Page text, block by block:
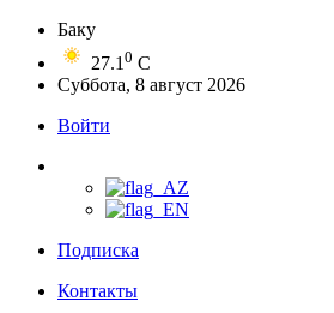
Баку
27.1 0 C
Суббота, 8 август 2026
Войти
Подписка
Контакты